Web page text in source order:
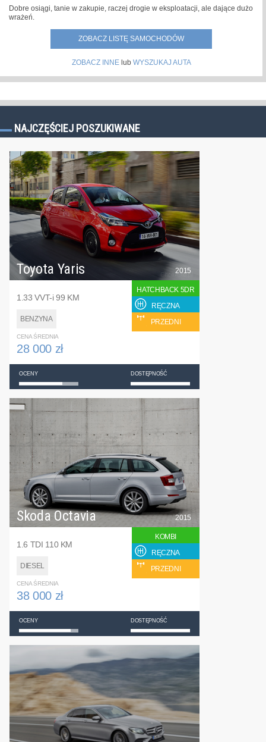
Dobre osiągi, tanie w zakupie, raczej drogie w eksploatacji, ale dające dużo
wrażeń.
ZOBACZ LISTĘ SAMOCHODÓW
ZOBACZ INNElub WYSZUKAJ AUTA
NAJCZĘŚCIEJ POSZUKIWANE
Toyota Yaris
1.33 VVT-i 99 KM
BENZYNA
2015
HATCHBACK 5DR
RĘCZNA
PRZEDNI
CENA ŚREDNIA
28 000 zł
OCENY DOSTĘPNOŚĆ
Skoda Octavia
1.6 TDI 110 KM
DIESEL
2015
KOMBI
RĘCZNA
PRZEDNI
CENA ŚREDNIA
38 000 zł
OCENY DOSTĘPNOŚĆ